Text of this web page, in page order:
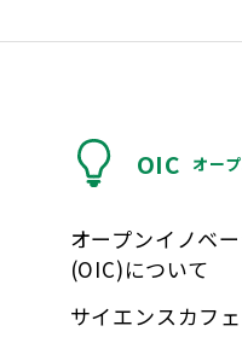
OIC オー
オープンイノベ
(OIC)について
サイエンスカフ